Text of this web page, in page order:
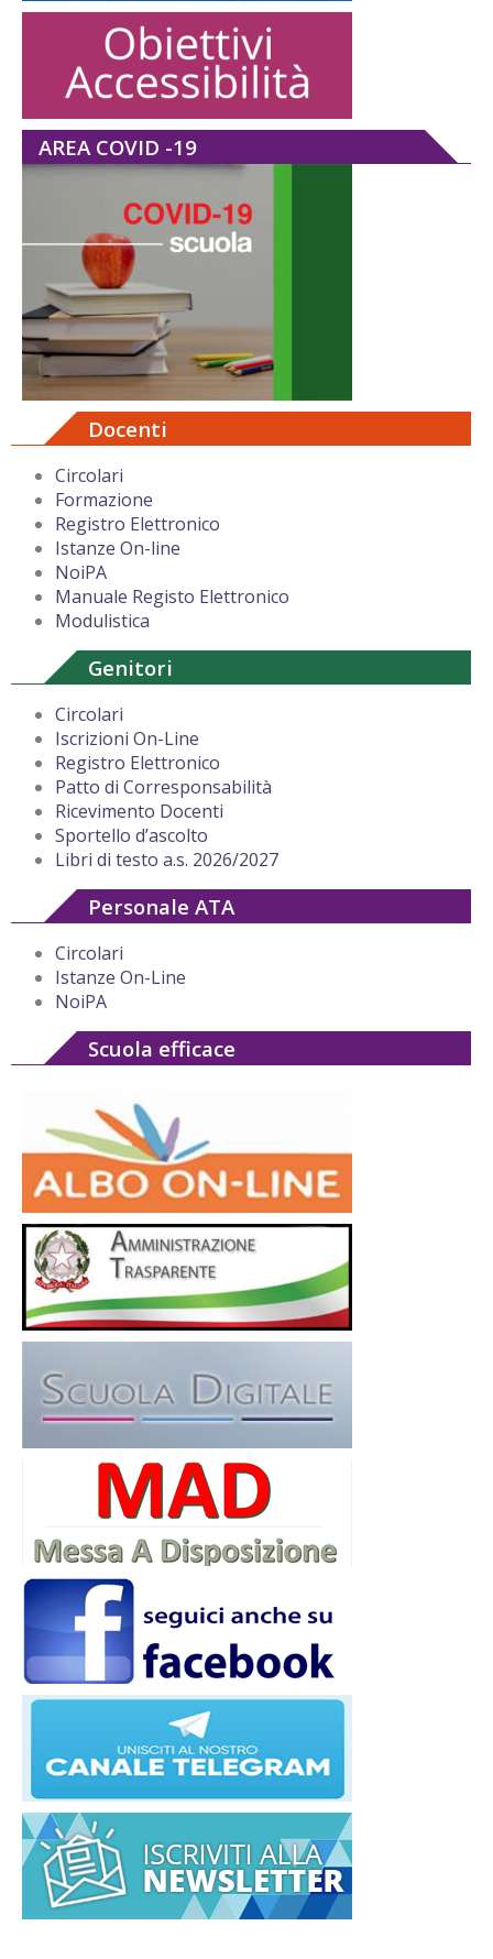
AREA COVID -19
Docenti
Circolari
Formazione
Registro Elettronico
Istanze On-line
NoiPA
Manuale Registo Elettronico
Modulistica
Genitori
Circolari
Iscrizioni On-Line
Registro Elettronico
Patto di Corresponsabilità
Ricevimento Docenti
Sportello d’ascolto
Libri di testo a.s. 2026/2027
Personale ATA
Circolari
Istanze On-Line
NoiPA
Scuola efficace